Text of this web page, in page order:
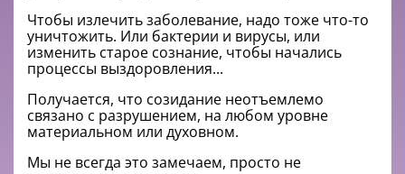
Чтобы излечить заболевание, надо тоже что-то
уничтожить. Или бактерии и вирусы, или
изменить старое сознание, чтобы начались
процессы выздоровления...
Получается, что созидание неотъемлемо
связано с разрушением, на любом уровне
материальном или духовном.
Мы не всегда это замечаем, просто не